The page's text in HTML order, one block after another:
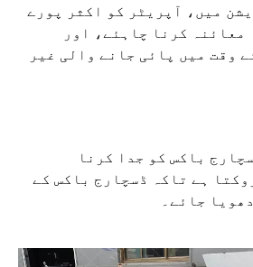
میں، آپریٹر کو اکثر پورے
معائنہ کرنا چاہئے، اور
وقت میں پائی جانے والی غیر
باکس کو جدا کرنا
ہے تاکہ ڈسچارج باکس کے
جائے۔